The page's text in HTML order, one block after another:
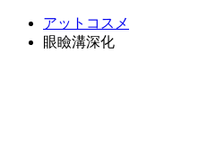
アットコスメ
眼瞼溝深化